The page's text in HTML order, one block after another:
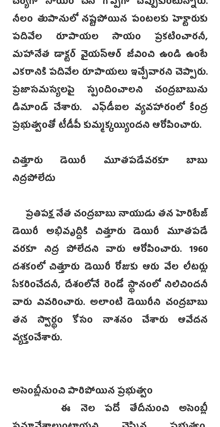
నీలం తుపానులో నష్టపోయిన పంటలకు హెక్టారుకు
పదివేల రూపాయల సాయం ప్రకటించారనీ,
మహానేత డాక్టర్ వైయస్ఆర్ జీవించి ఉండి ఉంటే
ఎకరానికి పదివేల రూపాయలు ఇచ్చేవారని చెప్పారు.
ప్రజాసమస్యలపై స్పందించాలని చంద్రబాబును
డిమాండ్ చేశారు. ఎఫ్‌డీఐల వ్యవహారంలో కేంద్ర
ప్రభుత్వంతో టీడీపీ కుమ్మక్కయ్యిందని ఆరోపించారు.
చిత్తూరు డెయిరీ మూతపడేవరకూ బాబు
నిద్రపోలేదు
ప్రతిపక్ష నేత చంద్రబాబు నాయుడు తన హెరిటేజ్
డెయిరీ అభివృద్దికి చిత్తూరు డెయిరీ మూతపడే
వరకూ నిద్ర పోలేదని వారు ఆరోపించారు. 1960
దశకంలో చిత్తూరు డెయిరీ రోజుకు ఆరు వేల లీటర్లు
సేకరించేదనీ, దేశంలోనే రెండో స్థానంలో నిలిచిందనీ
వారు వివరించారు. అలాంటి డెయిరీని చంద్రబాబు
తన స్వార్థం కోసం నాశనం చేశారు ఆవేదన
వ్యక్తంచేశారు.
అసెంబ్లీనుంచి పారిపోయిన ప్రభుత్వం
ఈ నెల పదో తేదీనుంచి అసెంబ్లీ